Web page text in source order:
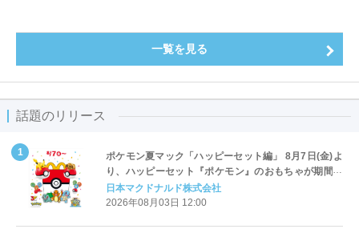
一覧を見る
話題のリリース
ポケモン夏マック「ハッピーセット編」 8月7日(金)よ
り、ハッピーセット『ポケモン』のおもちゃが期間限
定登場
日本マクドナルド株式会社
2026年08月03日 12:00